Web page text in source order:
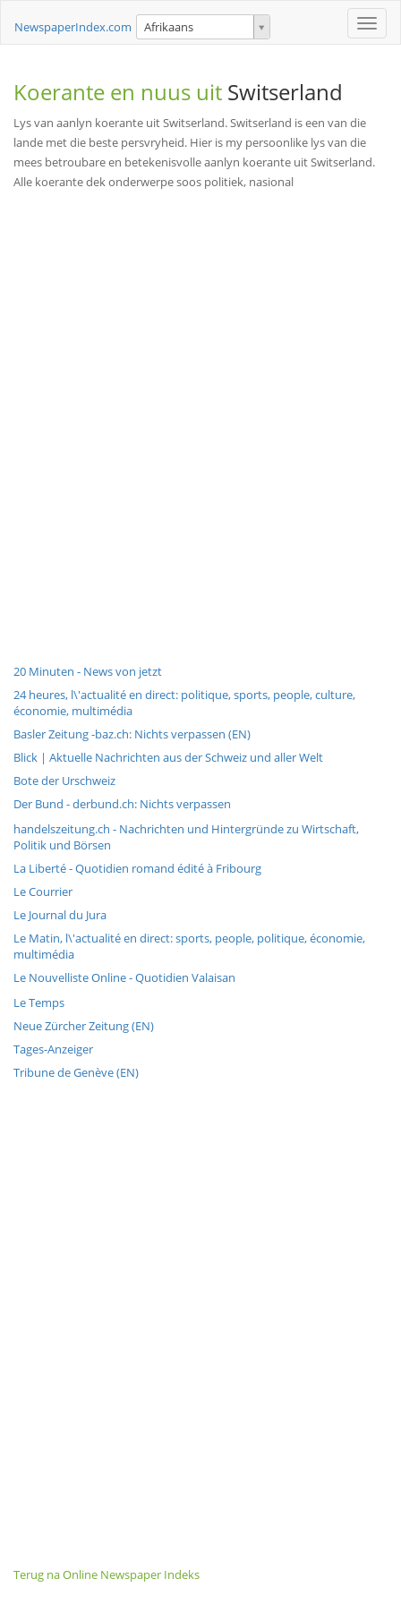
Toggle
NewspaperIndex.com Afrikaans
Koerante en nuus uit Switserland
Lys van aanlyn koerante uit Switserland. Switserland is een van die
lande met die beste persvryheid. Hier is my persoonlike lys van die
mees betroubare en betekenisvolle aanlyn koerante uit Switserland.
Alle koerante dek onderwerpe soos politiek, nasional
20 Minuten - News von jetzt
24 heures, l\'actualité en direct: politique, sports, people, culture,
économie, multimédia
Basler Zeitung -baz.ch: Nichts verpassen (EN)
Blick | Aktuelle Nachrichten aus der Schweiz und aller Welt
Bote der Urschweiz
Der Bund - derbund.ch: Nichts verpassen
handelszeitung.ch - Nachrichten und Hintergründe zu Wirtschaft,
Politik und Börsen
La Liberté - Quotidien romand édité à Fribourg
Le Courrier
Le Journal du Jura
Le Matin, l\'actualité en direct: sports, people, politique, économie,
multimédia
Le Nouvelliste Online - Quotidien Valaisan
Le Temps
Neue Zürcher Zeitung (EN)
Tages-Anzeiger
Tribune de Genève (EN)
Terug na Online Newspaper Indeks